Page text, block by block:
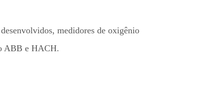
medidores de oxigênio
ABB e HACH.